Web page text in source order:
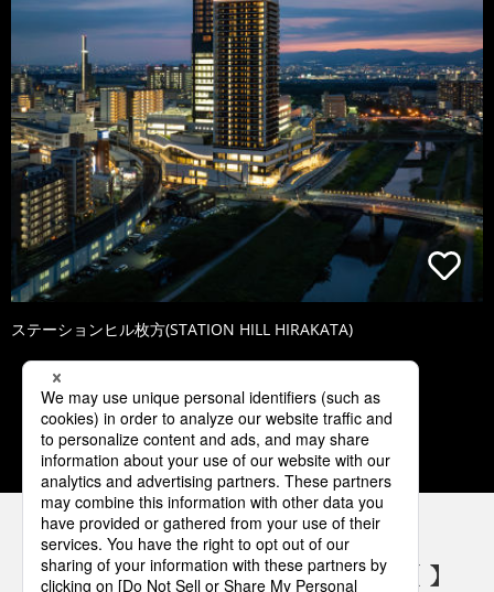
ステーションヒル枚方(STATION HILL HIRAKATA)
1 2 3 4 5
パナソニックの電気設備 SNSアカウント